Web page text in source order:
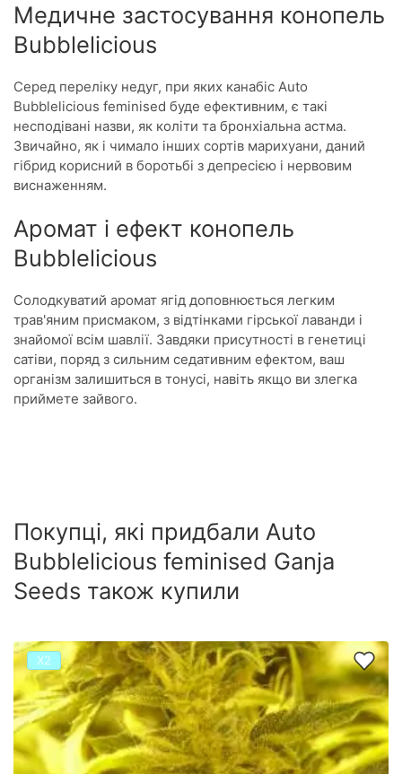
Медичне застосування конопель
Bubblelicious
Серед переліку недуг, при яких канабіс Аuto
Bubblelicious feminised буде ефективним, є такі
несподівані назви, як коліти та бронхіальна астма.
Звичайно, як і чимало інших сортів марихуани, даний
гібрид корисний в боротьбі з депресією і нервовим
виснаженням.
Аромат і ефект конопель
Bubblelicious
Солодкуватий аромат ягід доповнюється легким
трав'яним присмаком, з відтінками гірської лаванди і
знайомої всім шавлії. Завдяки присутності в генетиці
сатіви, поряд з сильним седативним ефектом, ваш
організм залишиться в тонусі, навіть якщо ви злегка
приймете зайвого.
Покупці, які придбали Auto
Bubblelicious feminised Ganja
Seeds також купили
Х2